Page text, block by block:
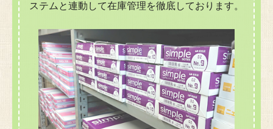
ステムと連動して在庫管理を徹底しております。